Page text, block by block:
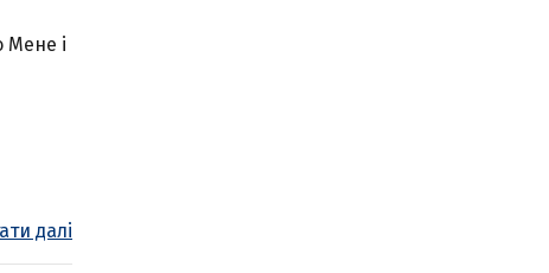
Мене і
далі